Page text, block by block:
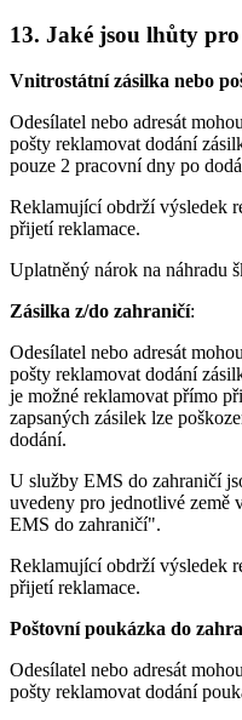
13. Jaké jsou lhůty
Vnitrostátní zásilka nebo
Odesílatel nebo adresát
pošty reklamovat dodání
pouze 2 pracovní dny po
Reklamující obdrží výsledek
přijetí reklamace.
Uplatněný nárok na náhradu
Zásilka z/do zahraničí:
Odesílatel nebo adresát
pošty reklamovat dodání
je možné reklamovat přímo
zapsaných zásilek lze
dodání.
U služby EMS do zahraničí
uvedeny pro jednotlivé země
EMS do zahraničí".
Reklamující obdrží výsledek
přijetí reklamace.
Poštovní poukázka do
Odesílatel nebo adresát
pošty reklamovat dodání